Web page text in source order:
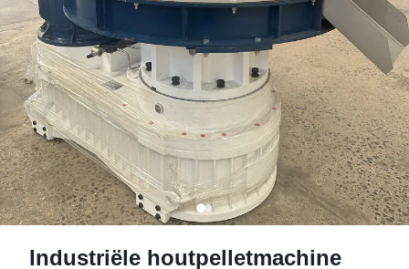
Industriële houtpelletmachine